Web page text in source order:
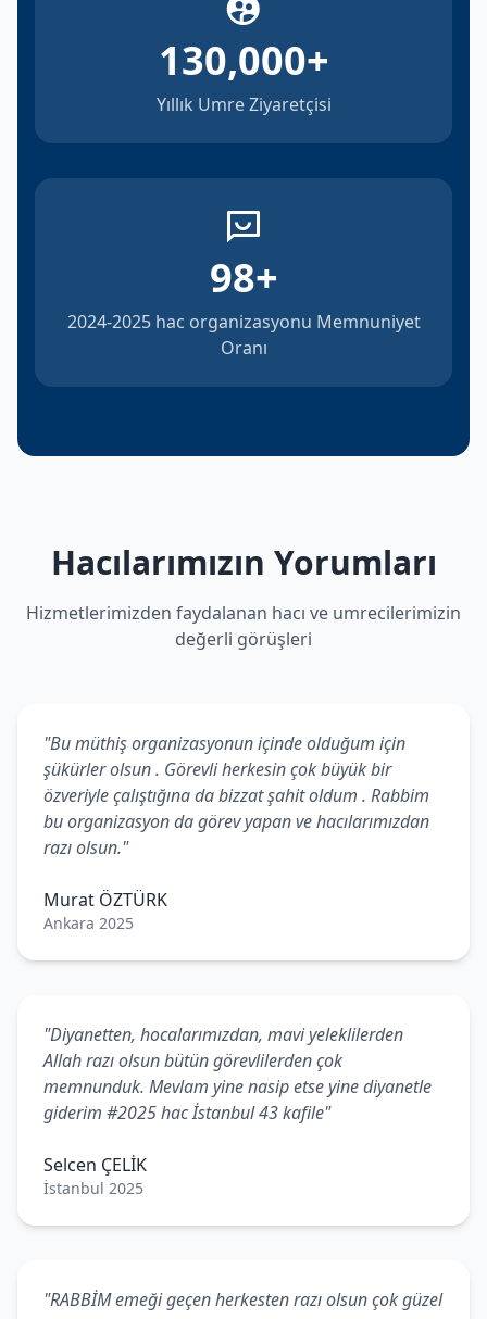
130,000+
Yıllık Umre Ziyaretçisi
98+
2024-2025 hac organizasyonu Memnuniyet
Oranı
Hacılarımızın Yorumları
Hizmetlerimizden faydalanan hacı ve umrecilerimizin
değerli görüşleri
"Bu müthiş organizasyonun içinde olduğum için
şükürler olsun . Görevli herkesin çok büyük bir
özveriyle çalıştığına da bizzat şahit oldum . Rabbim
bu organizasyon da görev yapan ve hacılarımızdan
razı olsun."
Murat ÖZTÜRK
Ankara 2025
"Diyanetten, hocalarımızdan, mavi yeleklilerden
Allah razı olsun bütün görevlilerden çok
memnunduk. Mevlam yine nasip etse yine diyanetle
giderim #2025 hac İstanbul 43 kafile"
Selcen ÇELİK
İstanbul 2025
"RABBİM emeği geçen herkesten razı olsun çok güzel